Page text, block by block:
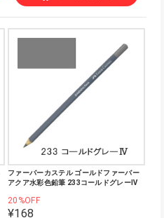
ファーバーカステル ゴールドファーバー
アクア水彩色鉛筆 233コールドグレーⅣ
20%OFF
¥168